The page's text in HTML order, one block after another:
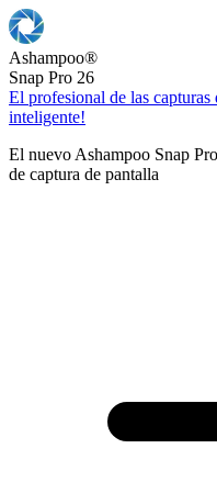
Ashampoo®
Snap Pro 26
El profesional de las capturas
inteligente!
El nuevo Ashampoo Snap
de captura de pantalla